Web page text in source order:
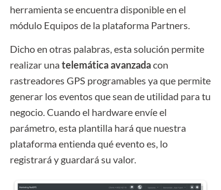
herramienta se encuentra disponible en el
módulo Equipos de la plataforma Partners.
Dicho en otras palabras, esta solución permite
realizar una telemática avanzadacon
rastreadores GPS programables ya que permite
generar los eventos que sean de utilidad para tu
negocio. Cuando el hardware envíe el
parámetro, esta plantilla hará que nuestra
plataforma entienda qué evento es, lo
registrará y guardará su valor.